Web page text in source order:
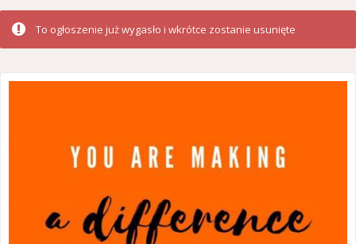
To ogłoszenie już wygasło i wkrótce zostanie usunięte